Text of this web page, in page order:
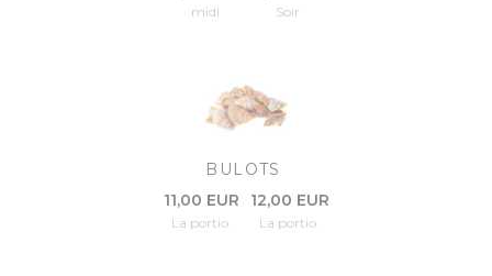
midi Soir
BULOTS
11,00 EUR
La portio.
12,00 EUR
La portio.